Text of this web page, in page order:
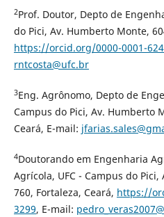
2Prof. Doutor, Depto de
do Pici, Av. Humberto Monte,
https://orcid.org/0000-0001-
rntcosta@ufc.br
3Eng. Agrônomo, Depto de
Campus do Pici, Av. Humberto
Ceará, E-mail:
4Doutorando em Engenharia
Agrícola, UFC - Campus do
760, Fortaleza, Ceará, https://
3299, E-mail: